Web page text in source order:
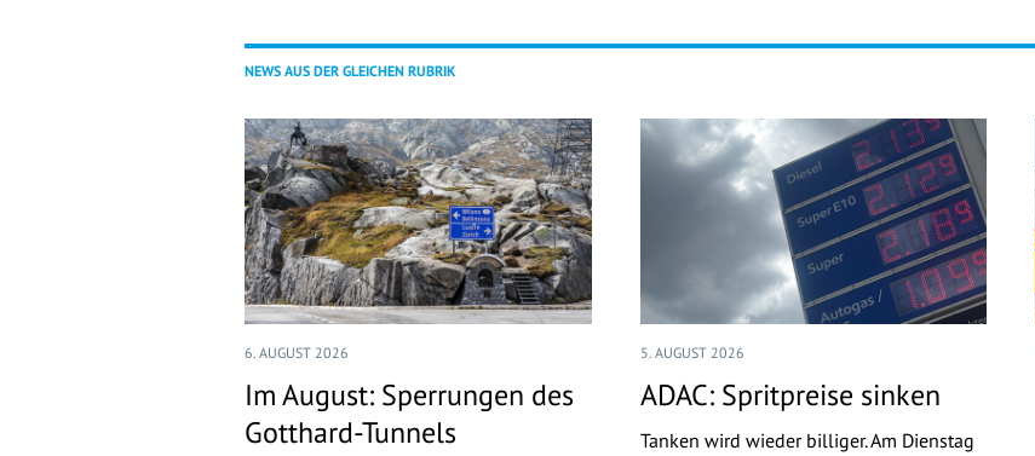
NEWS AUS DER GLEICHEN RUBRIK
6. AUGUST 2026
Im August: Sperrungen des
Gotthard-Tunnels
5. AUGUST 2026
ADAC: Spritpreise sinken
Tanken wird wieder billiger. Am Dienstag